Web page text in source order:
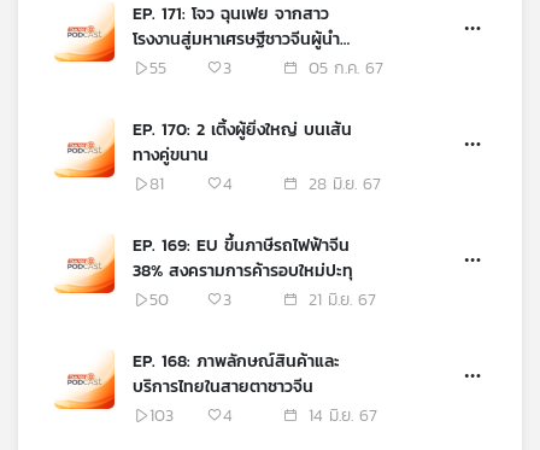
EP. 171: โจว ฉุนเฟย จากสาว
โรงงานสู่มหาเศรษฐีชาวจีนผู้นำ
ด้านเลนส์ เทคโนโลยี
55 3 05 ก.ค. 67
EP. 170: 2 เติ้งผู้ยิ่งใหญ่ บนเส้น
ทางคู่ขนาน
81
4 28 มิ.ย. 67
EP. 169: EU ขึ้นภาษีรถไฟฟ้าจีน
38% สงครามการค้ารอบใหม่ปะทุ
50
3 21 มิ.ย. 67
EP. 168: ภาพลักษณ์สินค้าและ
บริการไทยในสายตาชาวจีน
103
4 14 มิ.ย. 67